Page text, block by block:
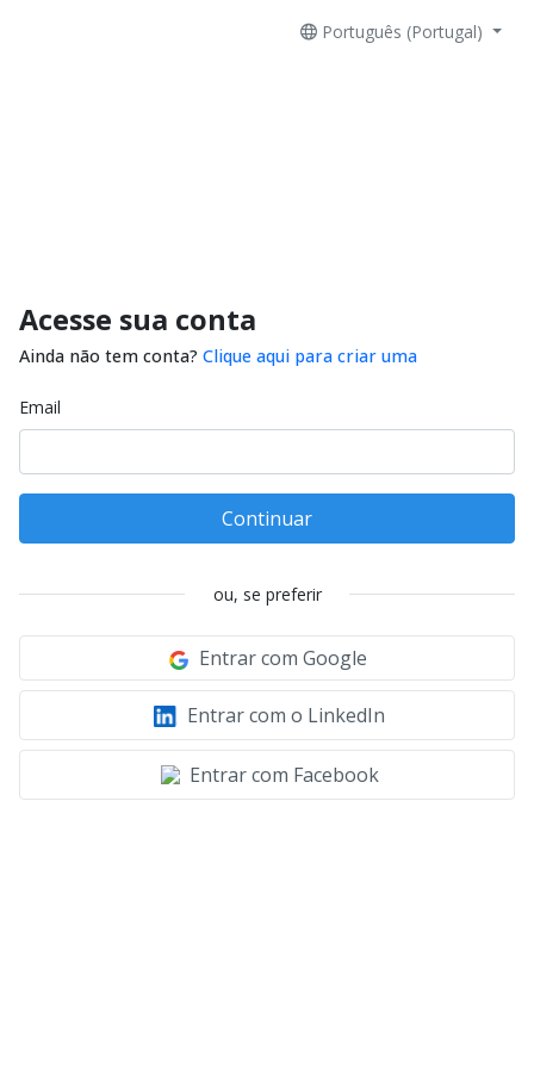
Português (Portugal)
Acesse sua conta
Ainda não tem conta? Clique aqui para criar uma
Email
Continuar
ou, se preferir
Entrar com Google
Entrar com o LinkedIn
Entrar com Facebook